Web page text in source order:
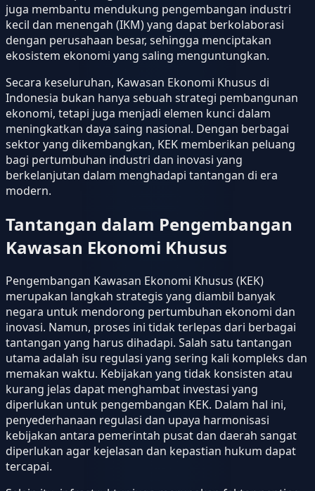
juga membantu mendukung pengembangan industri
kecil dan menengah (IKM) yang dapat berkolaborasi
dengan perusahaan besar, sehingga menciptakan
ekosistem ekonomi yang saling menguntungkan.
Secara keseluruhan, Kawasan Ekonomi Khusus di
Indonesia bukan hanya sebuah strategi pembangunan
ekonomi, tetapi juga menjadi elemen kunci dalam
meningkatkan daya saing nasional. Dengan berbagai
sektor yang dikembangkan, KEK memberikan peluang
bagi pertumbuhan industri dan inovasi yang
berkelanjutan dalam menghadapi tantangan di era
modern.
Tantangan dalam Pengembangan
Kawasan Ekonomi Khusus
Pengembangan Kawasan Ekonomi Khusus (KEK)
merupakan langkah strategis yang diambil banyak
negara untuk mendorong pertumbuhan ekonomi dan
inovasi. Namun, proses ini tidak terlepas dari berbagai
tantangan yang harus dihadapi. Salah satu tantangan
utama adalah isu regulasi yang sering kali kompleks dan
memakan waktu. Kebijakan yang tidak konsisten atau
kurang jelas dapat menghambat investasi yang
diperlukan untuk pengembangan KEK. Dalam hal ini,
penyederhanaan regulasi dan upaya harmonisasi
kebijakan antara pemerintah pusat dan daerah sangat
diperlukan agar kejelasan dan kepastian hukum dapat
tercapai.